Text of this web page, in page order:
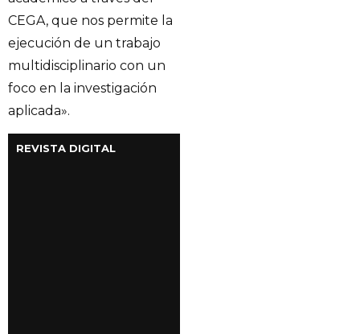
CEGA, que nos permite la
ejecución de un trabajo
multidisciplinario con un
foco en la investigación
aplicada».
REVISTA DIGITAL